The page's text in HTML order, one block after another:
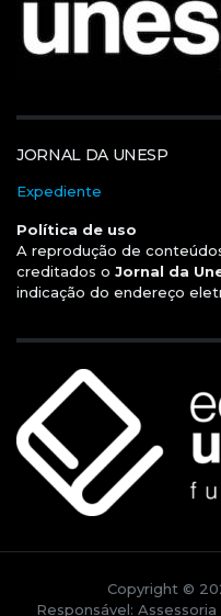
JORNAL DA UNESP
Expediente
Política de uso
A reprodução de
creditados o Jornal da
indicação do endereço
Copyright ©
Responsável: